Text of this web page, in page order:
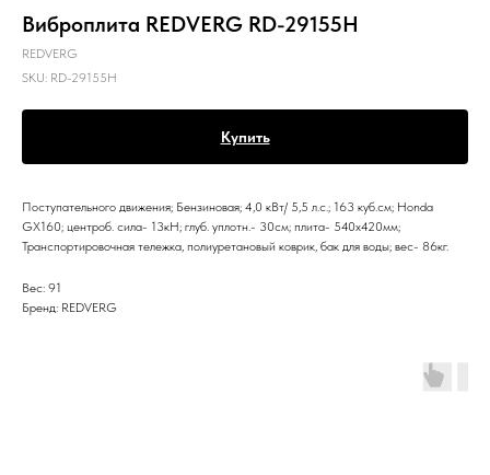
Виброплита REDVERG RD-29155H
REDVERG
SKU: RD-29155H
Купить
Поступательного движения; Бензиновая; 4,0 кВт/ 5,5 л.с.; 163 куб.см; Honda
GX160; центроб. сила- 13кН; глуб. уплотн.- 30см; плита- 540х420мм;
Транспортировочная тележка, полиуретановый коврик, бак для воды; вес- 86кг.
Вес: 91
Бренд: REDVERG